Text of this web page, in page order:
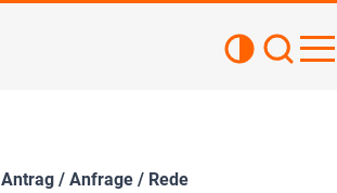
Antrag / Anfrage / Rede